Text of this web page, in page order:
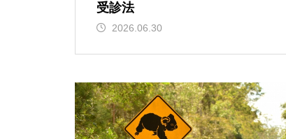
受診法
2026.06.30